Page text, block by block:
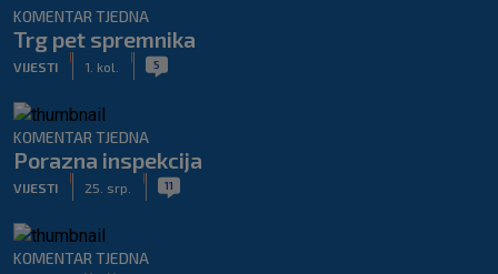
KOMENTAR TJEDNA
Trg pet spremnika
VIJESTI 1. kol. 5
KOMENTAR TJEDNA
Porazna inspekcija
VIJESTI 25. srp. 11
KOMENTAR TJEDNA